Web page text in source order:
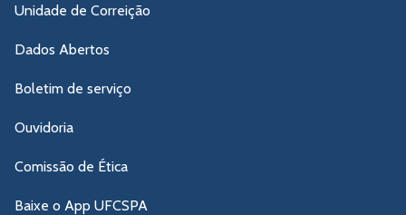
Unidade de Correição
Dados Abertos
Boletim de serviço
Ouvidoria
Comissão de Ética
Baixe o App UFCSPA